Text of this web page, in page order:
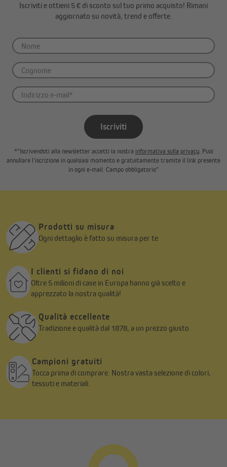
Iscriviti e ottieni 5 € di sconto sul tuo primo acquisto! Rimani
aggiornato su novità, trend e offerte.
Iscriviti
*"Iscrivendoti alla newsletter accetti la nostra informativa sulla privacy. Puoi
annullare l’iscrizione in qualsiasi momento e gratuitamente tramite il link presente
in ogni e-mail. Campo obbligatorio"
Prodotti su misura
Ogni dettaglio è fatto su misura per te
I clienti si fidano di noi
Oltre 5 milioni di case in Europa hanno già scelto e
apprezzato la nostra qualità!
Qualità eccellente
Tradizione e qualità dal 1878, a un prezzo giusto
Campioni gratuiti
Tocca prima di comprare. Nostra vasta selezione di colori,
tessuti e materiali.